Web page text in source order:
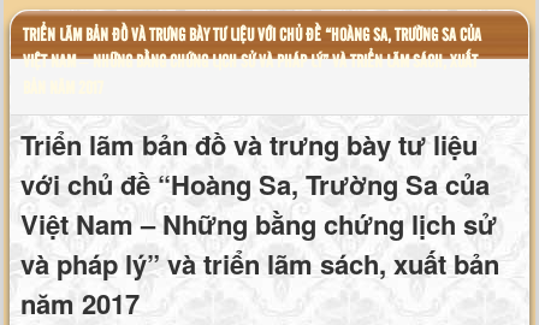
TRIỂN LÃM BẢN ĐỒ VÀ TRƯNG BÀY TƯ LIỆU VỚI CHỦ ĐỀ “HOÀNG SA, TRƯỜNG SA CỦA
VIỆT NAM – NHỮNG BẰNG CHỨNG LỊCH SỬ VÀ PHÁP LÝ” VÀ TRIỂN LÃM SÁCH, XUẤT
Triển lãm bản đồ và trưng bày tư liệu
với chủ đề “Hoàng Sa, Trường Sa của
Việt Nam – Những bằng chứng lịch sử
và pháp lý” và triển lãm sách, xuất bản
năm 2017